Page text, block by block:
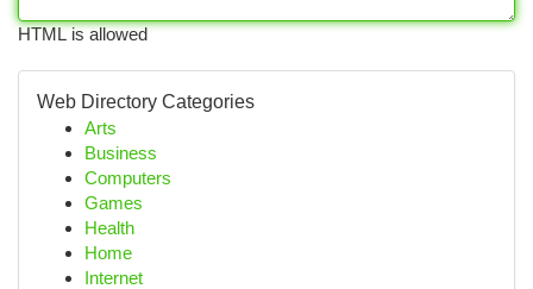
HTML is allowed
Web Directory Categories
Arts
Business
Computers
Games
Health
Home
Internet